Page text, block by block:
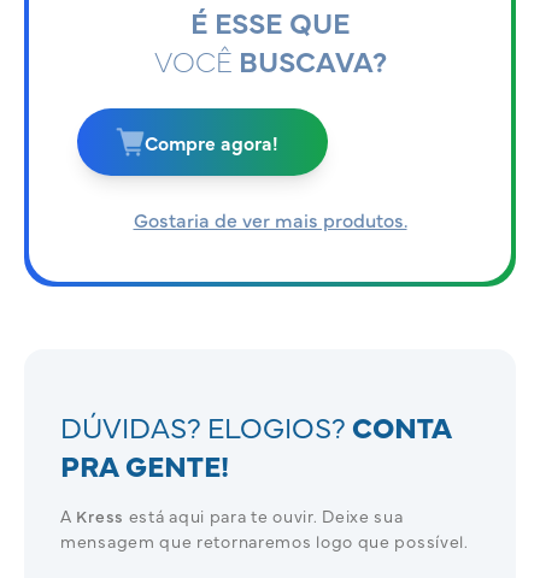
É ESSE QUE
VOCÊ BUSCAVA?
Compre agora!
Gostaria de ver mais produtos.
DÚVIDAS? ELOGIOS? CONTA
PRA GENTE!
A Kress está aqui para te ouvir. Deixe sua
mensagem que retornaremos logo que possível.